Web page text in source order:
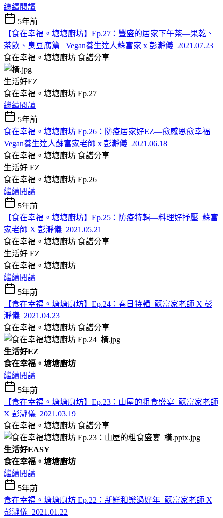
繼續閱讀
5年前
【食在幸福。塘塘廚坊】Ep.27：豐盛的居家下午茶—果乾、
茶飲、臭豆腐篇_ Vegan養生達人蘇富家 x 彭瀞儀_2021.07.23
食在幸福。塘塘廚坊 食譜分享
生活好EZ
食在幸福。塘塘廚坊 Ep.27
繼續閱讀
5年前
食在幸福。塘塘廚坊 Ep.26：防疫居家好EZ—愈感恩愈幸福_
Vegan養生達人蘇富家老師 x 彭瀞儀_2021.06.18
食在幸福。塘塘廚坊 食譜分享
生活好 EZ
食在幸福。塘塘廚坊 Ep.26
繼續閱讀
5年前
【食在幸福。塘塘廚坊】Ep.25：防疫特輯—料理好抒壓_蘇富
家老師 X 彭瀞儀_2021.05.21
食在幸福。塘塘廚坊 食譜分享
生活好 EZ
食在幸福。塘塘廚坊
繼續閱讀
5年前
【食在幸福。塘塘廚坊】Ep.24：春日特輯_蘇富家老師 X 彭
瀞儀_2021.04.23
食在幸福。塘塘廚坊 食譜分享
生活好EZ
食在幸福。塘塘廚坊
繼續閱讀
5年前
【食在幸福。塘塘廚坊】Ep.23：山屋的粗食盛宴_蘇富家老師
X 彭瀞儀_2021.03.19
食在幸福。塘塘廚坊 食譜分享
生活好EASY
食在幸福。塘塘廚坊
繼續閱讀
5年前
食在幸福。塘塘廚坊 Ep.22：新鮮和樂過好年_蘇富家老師 X
彭瀞儀_2021.01.22